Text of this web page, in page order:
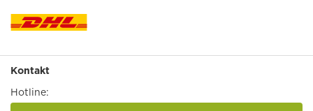
Kontakt
Hotline: